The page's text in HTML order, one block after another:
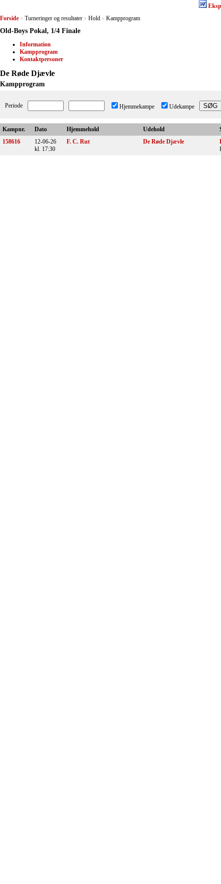
Forside > Turneringer og resultater > Hold > Kampprogram
Old-Boys Pokal, 1/4 Finale
Information
Kampprogram
Kontaktpersoner
De Røde Djævle
Kampprogram
Periode Hjemmekampe Udekampe
Kampnr. Dato Hjemmehold Udehold
158616
12-06-26
kl. 17:30
F. C. Rut De Røde Djævle